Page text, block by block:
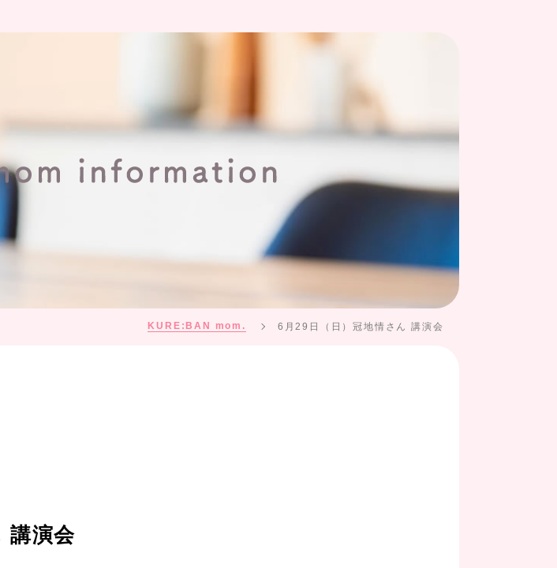
KURE:BAN mom. 6月29日（日）冠地情さん 講演会
講演会